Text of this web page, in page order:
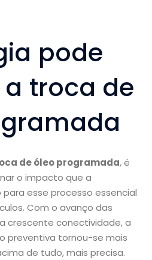
pode
troca de
de óleo programada, é
o impacto que a
esse processo essencial
Com o avanço das
crescente conectividade, a
preventiva tornou-se mais
de tudo, mais precisa.